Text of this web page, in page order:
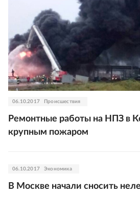
06.10.2017 Происшествия
Ремонтные работы на НПЗ в
крупным пожаром
06.10.2017 Экономика
В Москве начали сносить